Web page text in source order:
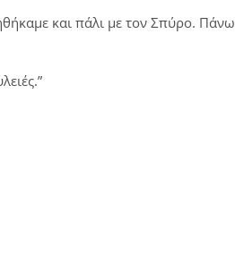
και πάλι με τον Σπύρο. Πάνω